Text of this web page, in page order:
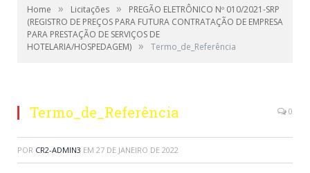
Home » Licitações »
PREGÃO ELETRÔNICO Nº 010/2021-SRP
(REGISTRO DE PREÇOS PARA FUTURA CONTRATAÇÃO DE EMPRESA
PARA PRESTAÇÃO DE SERVIÇOS DE
HOTELARIA/HOSPEDAGEM) » Termo_de_Referência
Termo_de_Referência 0
POR CR2-ADMIN3 EM 27 DE JANEIRO DE 2022